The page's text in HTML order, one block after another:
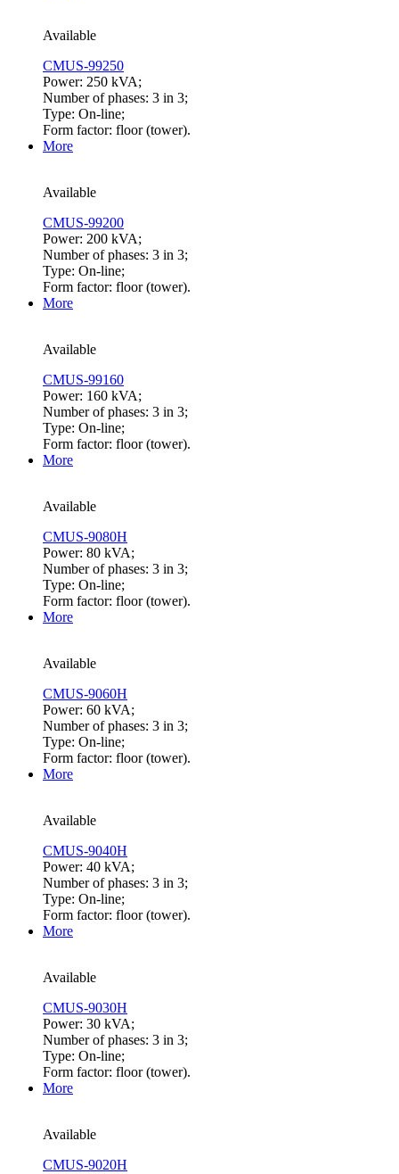
Available
CMUS-99250
Power: 250 kVA;
Number of phases: 3 in 3;
Type: On-line;
Form factor: floor (tower).
More
Available
CMUS-99200
Power: 200 kVA;
Number of phases: 3 in 3;
Type: On-line;
Form factor: floor (tower).
More
Available
CMUS-99160
Power: 160 kVA;
Number of phases: 3 in 3;
Type: On-line;
Form factor: floor (tower).
More
Available
CMUS-9080H
Power: 80 kVA;
Number of phases: 3 in 3;
Type: On-line;
Form factor: floor (tower).
More
Available
CMUS-9060H
Power: 60 kVA;
Number of phases: 3 in 3;
Type: On-line;
Form factor: floor (tower).
More
Available
CMUS-9040H
Power: 40 kVA;
Number of phases: 3 in 3;
Type: On-line;
Form factor: floor (tower).
More
Available
CMUS-9030H
Power: 30 kVA;
Number of phases: 3 in 3;
Type: On-line;
Form factor: floor (tower).
More
Available
CMUS-9020H